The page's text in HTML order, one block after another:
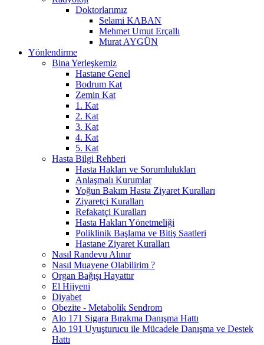
Doktorlarımız
Selami KABAN
Mehmet Umut Erçallı
Murat AYGÜN
Yönlendirme
Bina Yerleşkemiz
Hastane Genel
Bodrum Kat
Zemin Kat
1. Kat
2. Kat
3. Kat
4. Kat
5. Kat
Hasta Bilgi Rehberi
Hasta Hakları ve Sorumlulukları
Anlaşmalı Kurumlar
Yoğun Bakım Hasta Ziyaret Kuralları
Ziyaretçi Kuralları
Refakatçi Kuralları
Hasta Hakları Yönetmeliği
Poliklinik Başlama ve Bitiş Saatleri
Hastane Ziyaret Kuralları
Nasıl Randevu Alınır
Nasıl Muayene Olabilirim ?
Organ Bağışı Hayattır
El Hijyeni
Diyabet
Obezite - Metabolik Sendrom
Alo 171 Sigara Bırakma Danışma Hattı
Alo 191 Uyuşturucu ile Mücadele Danışma ve Destek
Hattı